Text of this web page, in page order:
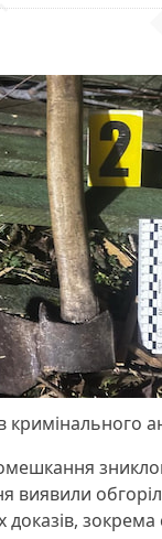
кримінального
виявили
доказів,